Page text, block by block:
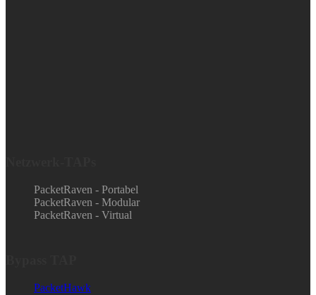
PacketRaven - Portabel
PacketRaven - Modular
PacketRaven - Virtual
PacketHawk